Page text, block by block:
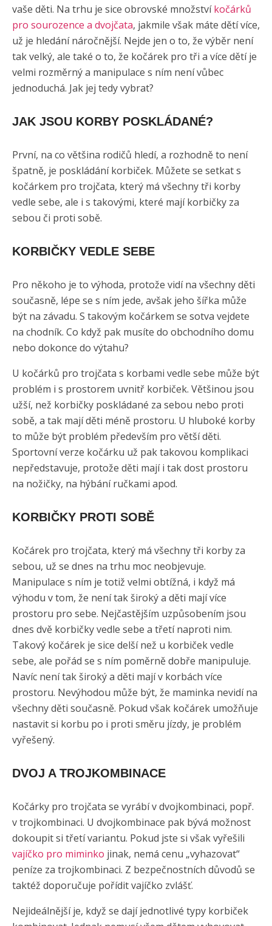
vaše děti. Na trhu je sice obrovské množstvíkočárků
pro sourozence a dvojčata, jakmile však máte dětí více,
už je hledání náročnější. Nejde jen o to, že výběr není
tak velký, ale také o to, že kočárek pro tři a více dětí je
velmi rozměrný a manipulace s ním není vůbec
jednoduchá. Jak jej tedy vybrat?
JAK JSOU KORBY POSKLÁDANÉ?
První, na co většina rodičů hledí, a rozhodně to není
špatně, je poskládání korbiček. Můžete se setkat s
kočárkem pro trojčata, který má všechny tři korby
vedle sebe, ale i s takovými, které mají korbičky za
sebou či proti sobě.
KORBIČKY VEDLE SEBE
Pro někoho je to výhoda, protože vidí na všechny děti
současně, lépe se s ním jede, avšak jeho šířka může
být na závadu. S takovým kočárkem se sotva vejdete
na chodník. Co když pak musíte do obchodního domu
nebo dokonce do výtahu?
U kočárků pro trojčata s korbami vedle sebe může být
problém i s prostorem uvnitř korbiček. Většinou jsou
užší, než korbičky poskládané za sebou nebo proti
sobě, a tak mají děti méně prostoru. U hluboké korby
to může být problém především pro větší děti.
Sportovní verze kočárku už pak takovou komplikaci
nepředstavuje, protože děti mají i tak dost prostoru
na nožičky, na hýbání ručkami apod.
KORBIČKY PROTI SOBĚ
Kočárek pro trojčata, který má všechny tři korby za
sebou, už se dnes na trhu moc neobjevuje.
Manipulace s ním je totiž velmi obtížná, i když má
výhodu v tom, že není tak široký a děti mají více
prostoru pro sebe. Nejčastějším uzpůsobením jsou
dnes dvě korbičky vedle sebe a třetí naproti nim.
Takový kočárek je sice delší než u korbiček vedle
sebe, ale pořád se s ním poměrně dobře manipuluje.
Navíc není tak široký a děti mají v korbách více
prostoru. Nevýhodou může být, že maminka nevidí na
všechny děti současně. Pokud však kočárek umožňuje
nastavit si korbu po i proti směru jízdy, je problém
vyřešený.
DVOJ A TROJKOMBINACE
Kočárky pro trojčata se vyrábí v dvojkombinaci, popř.
v trojkombinaci. U dvojkombinace pak bývá možnost
dokoupit si třetí variantu. Pokud jste si však vyřešili
vajíčko pro miminko jinak, nemá cenu „vyhazovat“
peníze za trojkombinaci. Z bezpečnostních důvodů se
taktéž doporučuje pořídit vajíčko zvlášť.
Nejideálnější je, když se dají jednotlivé typy korbiček